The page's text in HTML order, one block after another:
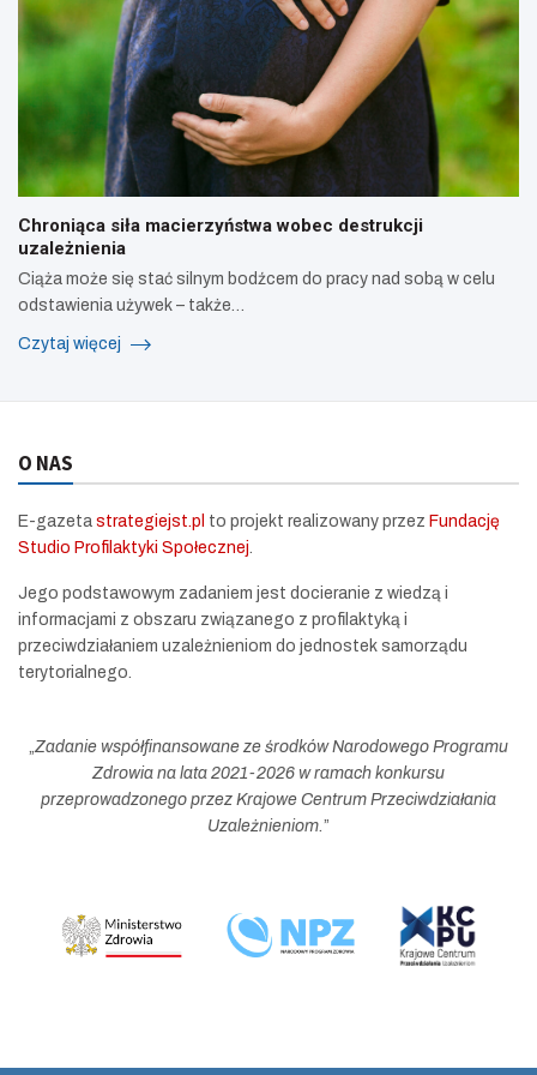
Chroniąca siła macierzyństwa wobec destrukcji
uzależnienia
Ciąża może się stać silnym bodźcem do pracy nad sobą w celu
odstawienia używek – także…
Czytaj więcej
O NAS
E-gazeta strategiejst.pl to projekt realizowany przez Fundację
Studio Profilaktyki Społecznej
Jego podstawowym zadaniem jest docieranie z wiedzą i
informacjami z obszaru związanego z profilaktyką i
przeciwdziałaniem uzależnieniom do jednostek samorządu
terytorialnego.
Zadanie współfinansowane ze środków Narodowego Programu
Zdrowia na lata 2021-2026 w ramach konkursu
przeprowadzonego przez Krajowe Centrum Przeciwdziałania
Uzależnieniom. ”